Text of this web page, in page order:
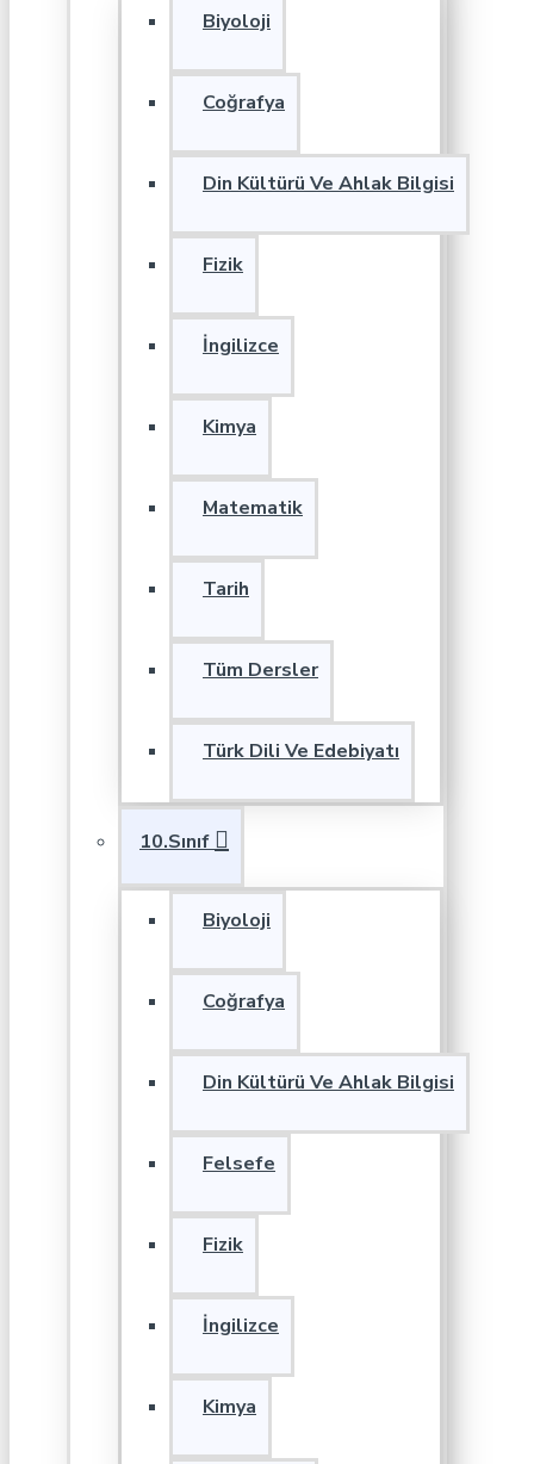
Biyoloji
Coğrafya
Din Kültürü Ve Ahlak Bilgisi
Fizik
İngilizce
Kimya
Matematik
Tarih
Tüm Dersler
Türk Dili Ve Edebiyatı
10.Sınıf
Biyoloji
Coğrafya
Din Kültürü Ve Ahlak Bilgisi
Felsefe
Fizik
İngilizce
Kimya